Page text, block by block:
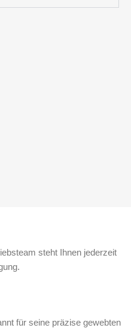
steht Ihnen jederzeit
für seine präzise gewebten